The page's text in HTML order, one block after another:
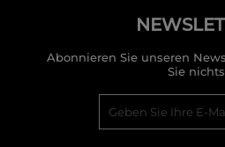
Abonnieren Sie unseren
Sie